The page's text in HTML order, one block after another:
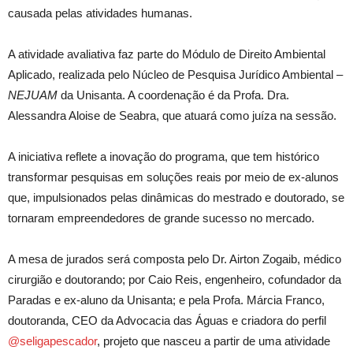
causada pelas atividades humanas.
A atividade avaliativa faz parte do Módulo de Direito Ambiental
Aplicado, realizada pelo Núcleo de Pesquisa Jurídico Ambiental –
NEJUAM da Unisanta. A coordenação é da Profa. Dra.
Alessandra Aloise de Seabra, que atuará como juíza na sessão.
A iniciativa reflete a inovação do programa, que tem histórico
transformar pesquisas em soluções reais por meio de ex-alunos
que, impulsionados pelas dinâmicas do mestrado e doutorado, se
tornaram empreendedores de grande sucesso no mercado.
A mesa de jurados será composta pelo Dr. Airton Zogaib, médico
cirurgião e doutorando; por Caio Reis, engenheiro, cofundador da
Paradas e ex-aluno da Unisanta; e pela Profa. Márcia Franco,
doutoranda, CEO da Advocacia das Águas e criadora do perfil
@seligapescador, projeto que nasceu a partir de uma atividade